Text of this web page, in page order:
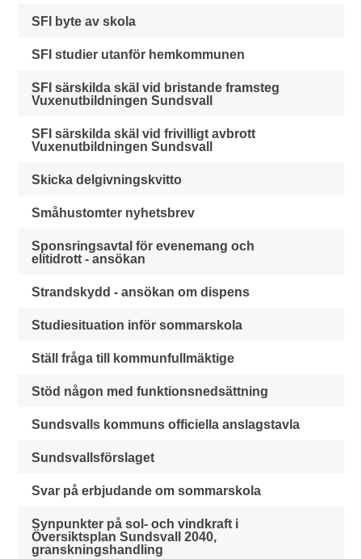
SFI byte av skola
SFI studier utanför hemkommunen
SFI särskilda skäl vid bristande framsteg
Vuxenutbildningen Sundsvall
SFI särskilda skäl vid frivilligt avbrott
Vuxenutbildningen Sundsvall
Skicka delgivningskvitto
Småhustomter nyhetsbrev
Sponsringsavtal för evenemang och
elitidrott - ansökan
Strandskydd - ansökan om dispens
Studiesituation inför sommarskola
Ställ fråga till kommunfullmäktige
Stöd någon med funktionsnedsättning
Sundsvalls kommuns officiella anslagstavla
Sundsvallsförslaget
Svar på erbjudande om sommarskola
Synpunkter på sol- och vindkraft i
Översiktsplan Sundsvall 2040,
granskningshandling